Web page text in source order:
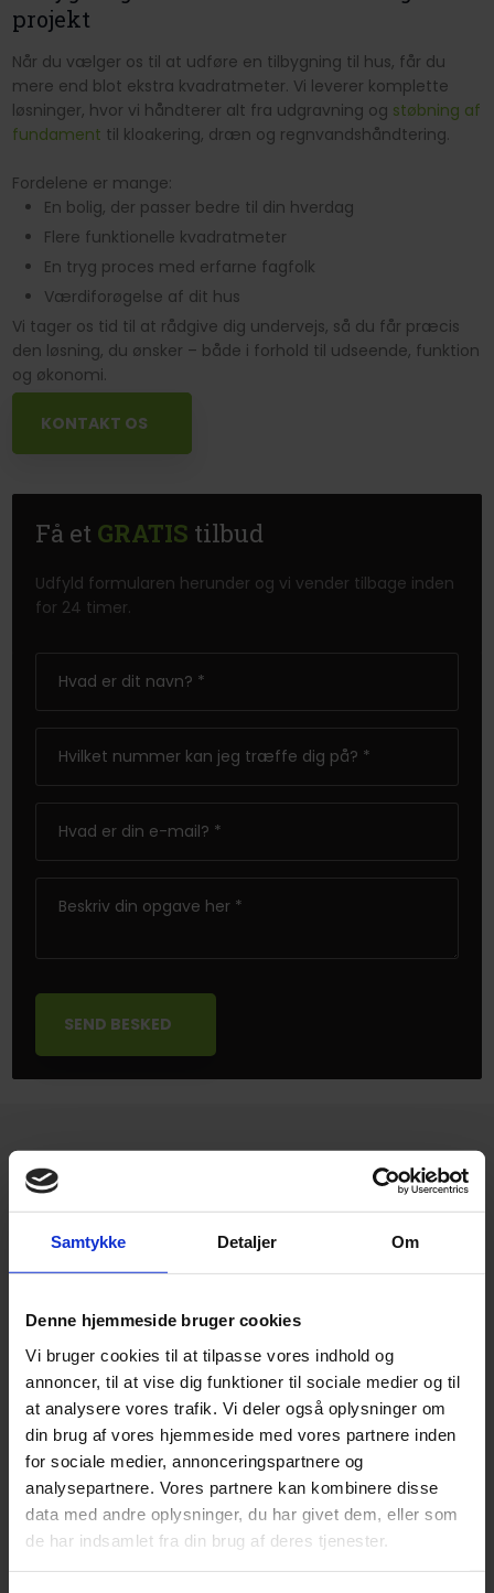
Samtykke Detaljer Om
Denne hjemmeside bruger cookies
Vi bruger cookies til at tilpasse vores indhold og
annoncer, til at vise dig funktioner til sociale medier og til
at analysere vores trafik. Vi deler også oplysninger om
din brug af vores hjemmeside med vores partnere inden
for sociale medier, annonceringspartnere og
analysepartnere. Vores partnere kan kombinere disse
data med andre oplysninger, du har givet dem, eller som
de har indsamlet fra din brug af deres tjenester.
projekt
Når du vælger os til at udføre en tilbygning til hus, får du
mere end blot ekstra kvadratmeter. Vi leverer komplette
løsninger, hvor vi håndterer alt fra udgravning og støbning af
fundament til kloakering, dræn og regnvandshåndtering.
Fordelene er mange:
En bolig, der passer bedre til din hverdag
Flere funktionelle kvadratmeter
En tryg proces med erfarne fagfolk
Værdiforøgelse af dit hus
Vi tager os tid til at rådgive dig undervejs, så du får præcis
den løsning, du ønsker – både i forhold til udseende, funktion
og økonomi.​
KONTAKT OS
Få et GRATIS tilbud
Udfyld formularen herunder og vi vender tilbage inden
for 24 timer.
Udestue tilbygning giver lys og liv til
hjemmet
En populær løsning er en udestue tilbygning, hvor boligen
naturlig forbindelse mellem ude og inde.
Når vi bygger udestuer, lægger vi vægt på både æstetik og
funktion. Det betyder et solidt fundament, korrektfugtsikring
og gennemtænkte detaljer, så du kan nyde rummet uden
bekymringer om fugt eller kulde. Vi hjælper med alt fra
materialevalg til praktiske løsninger, der passer til netop dit
hjem, så du får en udestue tilbygning, som du bliver glad for
i mange år frem. Vi kan også hjælpe med
udgravning til
kælderellerkælderrenovering , hvis du foretrækker at
udnytte pladsen under huset.